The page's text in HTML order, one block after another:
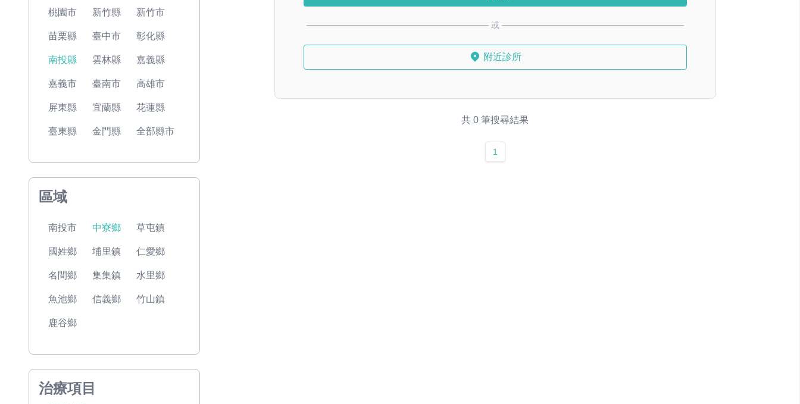
桃園市 新竹縣 新竹市
苗栗縣 臺中市 彰化縣
南投縣 雲林縣 嘉義縣
嘉義市 臺南市 高雄市
屏東縣 宜蘭縣 花蓮縣
臺東縣 金門縣 全部縣市
區域
南投市 中寮鄉 草屯鎮
國姓鄉 埔里鎮 仁愛鄉
名間鄉 集集鎮 水里鄉
魚池鄉 信義鄉 竹山鎮
鹿谷鄉
治療項目
或
附近診所
共 0 筆搜尋結果
1